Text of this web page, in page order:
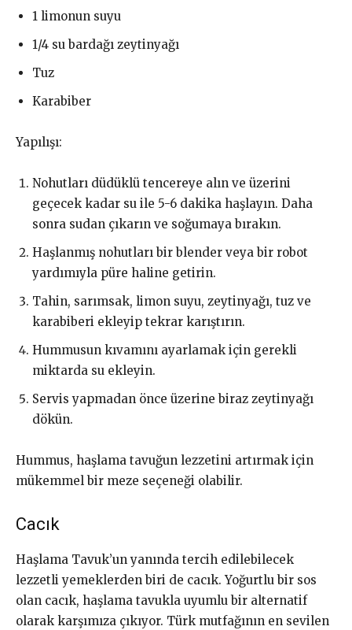
1 limonun suyu
1/4 su bardağı zeytinyağı
Tuz
Karabiber
Yapılışı:
Nohutları düdüklü tencereye alın ve üzerini
geçecek kadar su ile 5-6 dakika haşlayın. Daha
sonra sudan çıkarın ve soğumaya bırakın.
Haşlanmış nohutları bir blender veya bir robot
yardımıyla püre haline getirin.
Tahin, sarımsak, limon suyu, zeytinyağı, tuz ve
karabiberi ekleyip tekrar karıştırın.
Hummusun kıvamını ayarlamak için gerekli
miktarda su ekleyin.
Servis yapmadan önce üzerine biraz zeytinyağı
dökün.
Hummus, haşlama tavuğun lezzetini artırmak için
mükemmel bir meze seçeneği olabilir.
Cacık
Haşlama Tavuk’un yanında tercih edilebilecek
lezzetli yemeklerden biri de cacık. Yoğurtlu bir sos
olan cacık, haşlama tavukla uyumlu bir alternatif
olarak karşımıza çıkıyor. Türk mutfağının en sevilen